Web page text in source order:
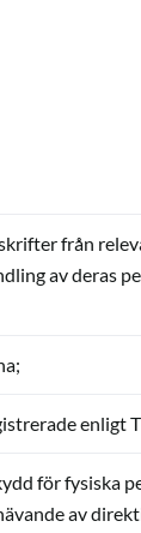
från
av deras
enligt
för fysiska
av